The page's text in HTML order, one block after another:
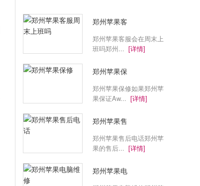
郑州苹果客
郑州苹果客服会在周末上
班吗郑州... [详情]
郑州苹果保
郑州苹果保修如果郑州苹
果保证Aw... [详情]
郑州苹果售
郑州苹果售后电话郑州苹
果的售后... [详情]
郑州苹果电